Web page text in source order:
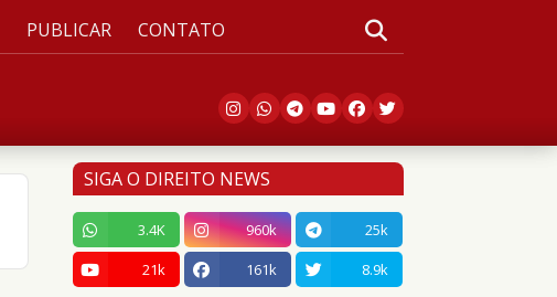
PUBLICAR CONTATO
SIGA O DIREITO NEWS
3.4K 960k
25k
21k
161k 8.9k